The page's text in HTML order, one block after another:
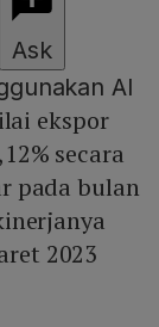
Ask
AI
ekspor
secara
pada bulan
2023